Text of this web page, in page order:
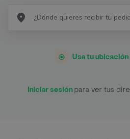
Usa tu
Iniciar sesión para ver tus